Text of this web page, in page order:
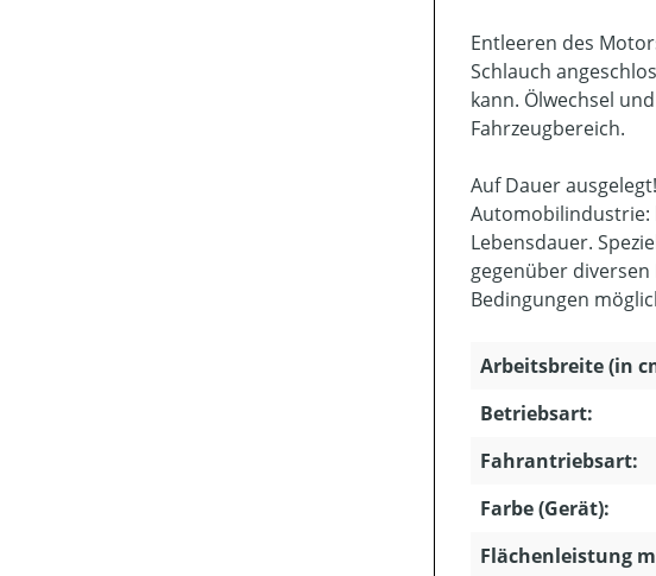
Entleeren des
Schlauch
kann. Ölwechsel
Fahrzeugbereich.
Auf Dauer
Automobilindustrie:
Lebensdauer.
gegenüber
Bedingungen
Arbeitsbreite (in
Betriebsart:
Fahrantriebsart:
Farbe (Gerät):
Flächenleistung